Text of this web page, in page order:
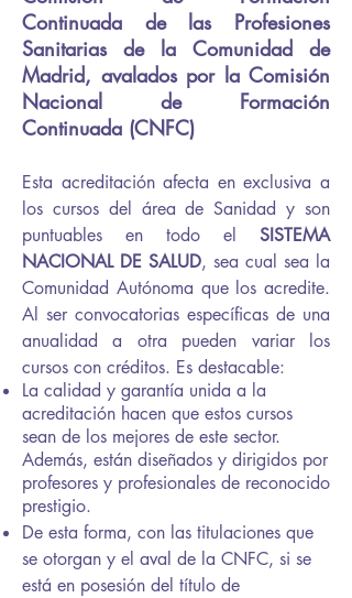
Continuada de las Profesiones
Sanitarias de la Comunidad de
Madrid, avalados por la Comisión
Nacional de Formación
Continuada (CNFC)
Esta acreditación afecta en exclusiva a
los cursos del área de Sanidad y son
puntuables en todo el SISTEMA
NACIONAL DE SALUD, sea cual sea la
Comunidad Autónoma que los acredite.
Al ser convocatorias específicas de una
anualidad a otra pueden variar los
cursos con créditos. Es destacable:
La calidad y garantía unida a la
acreditación hacen que estos cursos
sean de los mejores de este sector.
Además, están diseñados y dirigidos por
profesores y profesionales de reconocido
prestigio.
De esta forma, con las titulaciones que
se otorgan y el aval de la CNFC, si se
está en posesión del título de